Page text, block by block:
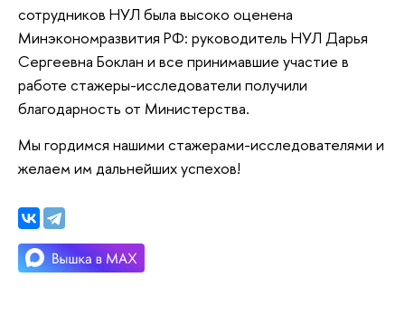
сотрудников НУЛ была высоко оценена
Минэкономразвития РФ: руководитель НУЛ Дарья
Сергеевна Боклан и все принимавшие участие в
работе стажеры-исследователи получили
благодарность от Министерства.
Мы гордимся нашими стажерами-исследователями и
желаем им дальнейших успехов!